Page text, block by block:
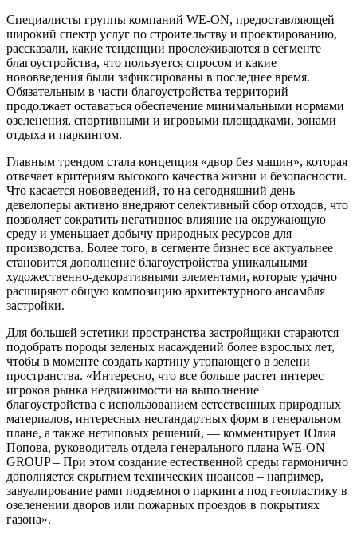
Специалисты группы компаний WE-ON, предоставляющей
широкий спектр услуг по строительству и проектированию,
рассказали, какие тенденции прослеживаются в сегменте
благоустройства, что пользуется спросом и какие
нововведения были зафиксированы в последнее время.
Обязательным в части благоустройства территорий
продолжает оставаться обеспечение минимальными нормами
озеленения, спортивными и игровыми площадками, зонами
отдыха и паркингом.
Главным трендом стала концепция «двор без машин», которая
отвечает критериям высокого качества жизни и безопасности.
Что касается нововведений, то на сегодняшний день
девелоперы активно внедряют селективный сбор отходов, что
позволяет сократить негативное влияние на окружающую
среду и уменьшает добычу природных ресурсов для
производства. Более того, в сегменте бизнес все актуальнее
становится дополнение благоустройства уникальными
художественно-декоративными элементами, которые удачно
расширяют общую композицию архитектурного ансамбля
застройки.
Для большей эстетики пространства застройщики стараются
подобрать породы зеленых насаждений более взрослых лет,
чтобы в моменте создать картину утопающего в зелени
пространства. «Интересно, что все больше растет интерес
игроков рынка недвижимости на выполнение
благоустройства с использованием естественных природных
материалов, интересных нестандартных форм в генеральном
плане, а также нетиповых решений, — комментирует Юлия
Попова, руководитель отдела генерального плана WE-ON
GROUP – При этом создание естественной среды гармонично
дополняется скрытием технических нюансов – например,
завуалирование рамп подземного паркинга под геопластику в
озеленении дворов или пожарных проездов в покрытиях
газона».